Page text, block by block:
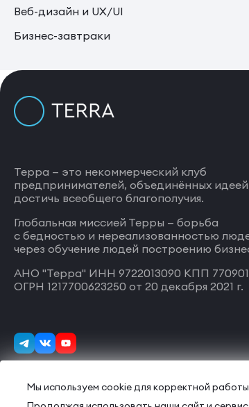
Веб-дизайн и UX/UI
Бизнес-завтраки
Терра — это некоммерческий клуб
предпринимателей, объединённых идеей
достичь всеобщего благополучия.
Глобальная миссией Терры — борьба
с бедностью и нереализованностью
через обучение людей построению
АНО "Терра" ИНН 9722013090 КПП
ОГРН 1217700623250 от 20 декабря 2021 г.
Мы используем cookie для корректной